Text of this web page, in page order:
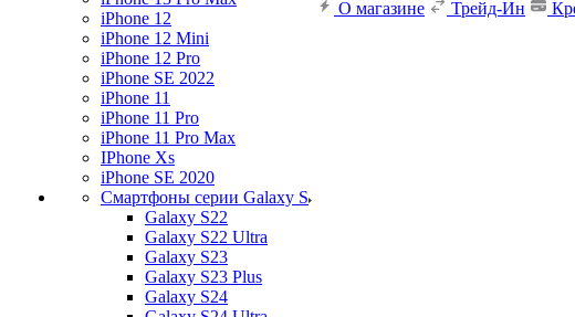
iPhone 12
iPhone 12 Mini
iPhone 12 Pro
iPhone SE 2022
iPhone 11
iPhone 11 Pro
iPhone 11 Pro Max
IPhone Xs
iPhone SE 2020
Смартфоны серии Galaxy S
Galaxy S22
Galaxy S22 Ultra
Galaxy S23
Galaxy S23 Plus
Galaxy S24
О магазине Трейд-Ин